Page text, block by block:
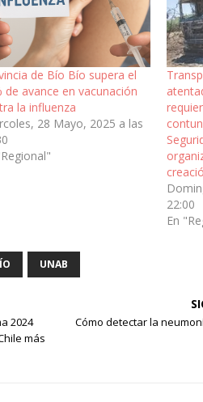
de Bío Bío supera el
de avance en vacunación
la influenza
28 Mayo, 2025 a las
22:00
En
UNAB
2024
más
Cómo detectar la